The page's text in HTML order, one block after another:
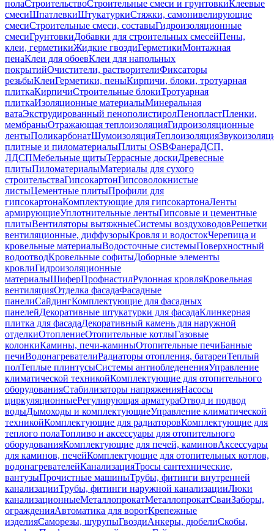
полаСтроительствоСтроительные смеси и грунтовкиКлеевые
смесиШпатлевкиШтукатуркиСтяжки, самонивелирующие
смесиСтроительные смеси, составыГидроизоляционные
смесиГрунтовкиДобавки для строительных смесейПены,
клеи, герметикиЖидкие гвоздиГерметикиМонтажная
пенаКлеи для обоевКлеи для напольных
покрытийОчистители, растворителиФиксаторы
резьбыКлеиГерметики, пеныКирпичи, блоки, тротуарная
плиткаКирпичиСтроительные блокиТротуарная
плиткаИзоляционные материалыМинеральная
ватаЭкструдированный пенополистиролПенопластПленки,
мембраныОтражающая теплоизоляцияГидроизоляционные
лентыПоликарбонатШумоизоляцияТеплоизоляция
плитные и пиломатериалыПлиты OSBФанераДСП,
ЛДСПМебельные щитыТеррасные доскиДревесные
плитыПиломатериалыМатериалы для сухого
строительстваГипсокартонГипсоволокнистые
листыЦементные плитыПрофили для
гипсокартонаКомплектующие для гипсокартонаЛенты
армирующиеУплотнительные лентыГипсовые и цементные
плитыВентиляторы вытяжныеСистемы воздуховодовРешетки
вентиляционные, диффузорыКровля и водостокЧерепица и
кровельные материалыВодосточные системыПоверхностный
водоотводКровельные софитыДоборные элементы
кровлиГидроизоляционные
материалыШиферПрофнастилРулонная кровляКровельная
вентиляцияОтделка фасадаФасадные
панелиСайдингКомплектующие для фасадных
панелейДекоративные штукатурки для фасадаКлинкерная
плитка для фасадаДекоративный камень для наружной
отделкиОтоплениеОтопительные котлыГазовые
колонкиКамины, печи-каминыОтопительные печиБанные
печиВодонагревателиРадиаторы отопления, батареиТеплый
полТеплые плинтусыСистемы антиобледененияУправление
климатической техникойКомплектующие для отопительного
оборудованияСтабилизаторы напряженияНасосы
циркуляционныеРегулирующая арматураОтвод и подвод
водыДымоходы и комплектующиеУправление климатической
техникойКомплектующие для радиаторовКомплектующие для
теплого полаТопливо и аксессуары для отопительного
оборудованияКомплектующие для печей, каминовАксессуары
для каминов, печейКомплектующие для отопительных котлов,
водонагревателейКанализацияТросы сантехнические,
вантузыПрочистные машиныТрубы, фитинги внутренней
канализацииТрубы, фитинги наружной канализацииЛюки
канализационныеМеталлопрокатМеталлопрокатСваиЗаборы,
огражденияАвтоматика для воротКрепежные
изделияСаморезы, шурупыГвоздиАнкеры, дюбелиСкобы,